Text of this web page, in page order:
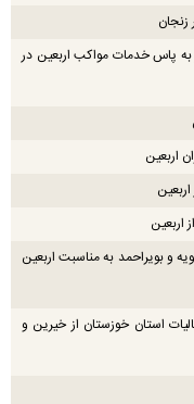
پاس خدمات مواکب اربعین در
اربعین
اربعین
و بویراحمد به مناسبت اربعین
استان خوزستان از خیرین و